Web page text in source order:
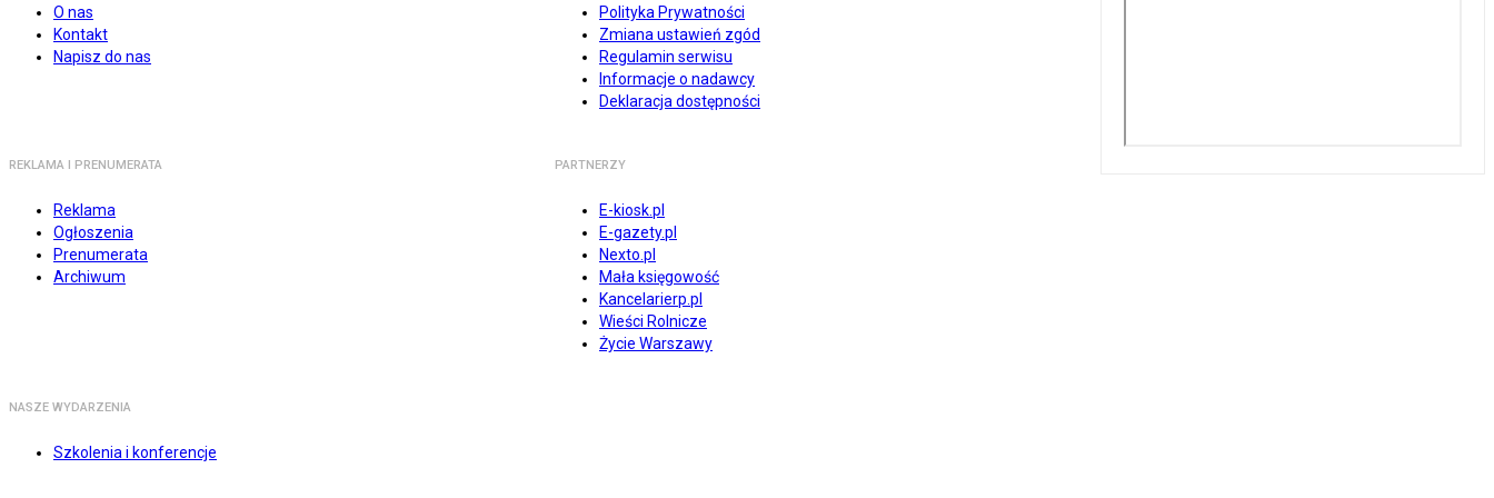
O nas
Kontakt
Napisz do nas
Polityka Prywatności
Zmiana ustawień zgód
Regulamin serwisu
Informacje o nadawcy
Deklaracja dostępności
REKLAMA I PRENUMERATA
Reklama
Ogłoszenia
Prenumerata
Archiwum
PARTNERZY
E-kiosk.pl
E-gazety.pl
Nexto.pl
Mała księgowość
Kancelarierp.pl
Wieści Rolnicze
Życie Warszawy
NASZE WYDARZENIA
Szkolenia i konferencje